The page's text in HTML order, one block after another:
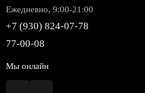
Ежедневно, 9:00-21:00
+7 (930) 824-07-78
77-00-08
Мы онлайн